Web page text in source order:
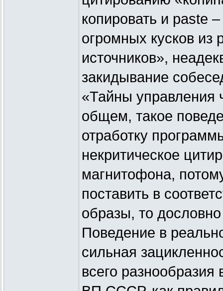
копировать и paste
огромных кусков
источников»,
закидывание
«Тайны управления
общем, такое
отработку
некритическое
магнитофона,
поставить в
образы, то
Поведение в
сильная
всего